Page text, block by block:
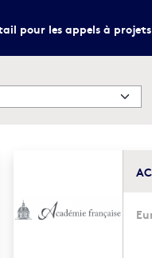
pour les appels à